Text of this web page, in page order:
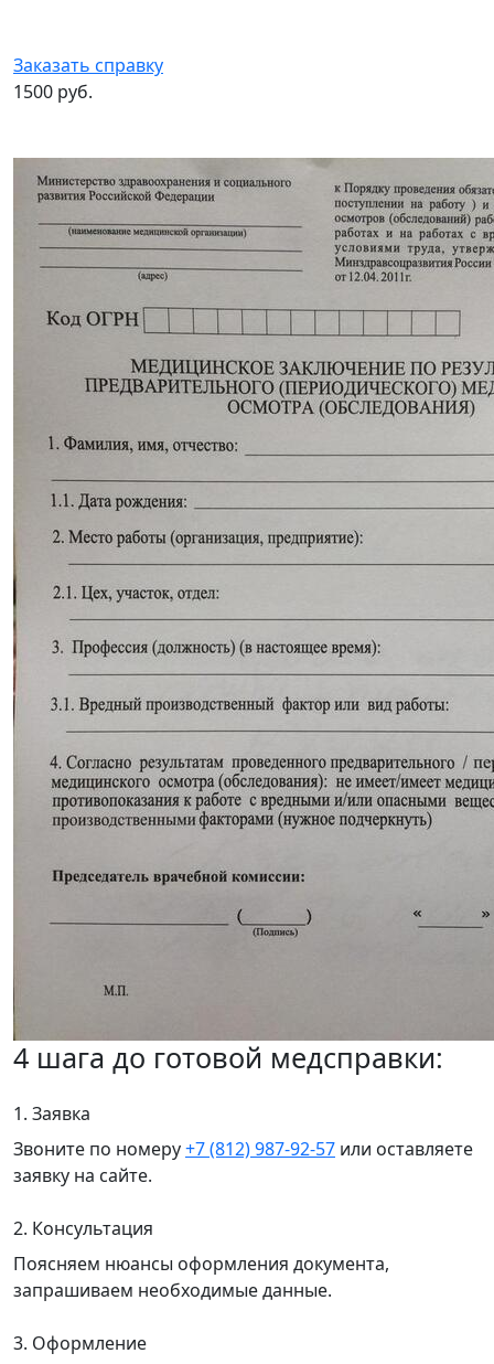
Заказать справку
1500 руб.
4 шага до готовой медсправки:
1. Заявка
Звоните по номеру+7 (812) 987-92-57 или оставляете
заявку на сайте.
2. Консультация
Поясняем нюансы оформления документа,
запрашиваем необходимые данные.
3. Оформление